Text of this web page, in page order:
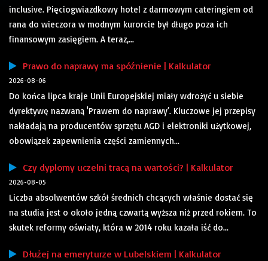
inclusive. Pięciogwiazdkowy hotel z darmowym cateringiem od
rana do wieczora w modnym kurorcie był długo poza ich
finansowym zasięgiem. A teraz,...
Prawo do naprawy ma spóźnienie | Kalkulator
2026-08-06
Do końca lipca kraje Unii Europejskiej miały wdrożyć u siebie
dyrektywę nazwaną 'Prawem do naprawy’. Kluczowe jej przepisy
nakładają na producentów sprzętu AGD i elektroniki użytkowej,
obowiązek zapewnienia części zamiennych...
Czy dyplomy uczelni tracą na wartości? | Kalkulator
2026-08-05
Liczba absolwentów szkół średnich chcących właśnie dostać się
na studia jest o około jedną czwartą wyższa niż przed rokiem. To
skutek reformy oświaty, która w 2014 roku kazała iść do...
Dłużej na emeryturze w Lubelskiem | Kalkulator